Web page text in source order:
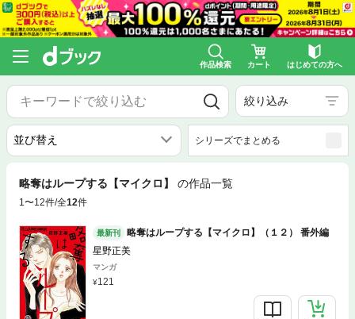
作品検索 カート はじめての方へ
絞り込み
シリーズでまとめる
略奪はループする【マイクロ】 の作品一覧
1〜12件/全12件
最新刊
略奪はループする【マイクロ】（１２） 番外編
星野正美
マンガ
121